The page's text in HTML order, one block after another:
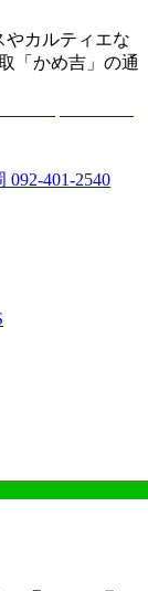
やカルティエな
「かめ吉」の通
092-401-2540